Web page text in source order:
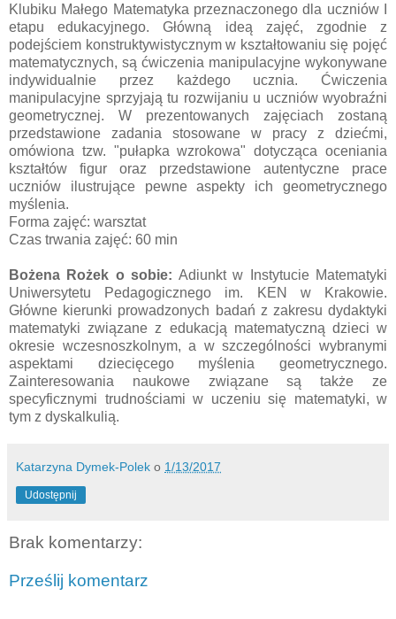
Klubiku Małego Matematyka przeznaczonego dla uczniów I
etapu edukacyjnego. Główną ideą zajęć, zgodnie z
podejściem konstruktywistycznym w kształtowaniu się pojęć
matematycznych, są ćwiczenia manipulacyjne wykonywane
indywidualnie przez każdego ucznia. Ćwiczenia
manipulacyjne sprzyjają tu rozwijaniu u uczniów wyobraźni
geometrycznej. W prezentowanych zajęciach zostaną
przedstawione zadania stosowane w pracy z dziećmi,
omówiona tzw. "pułapka wzrokowa" dotycząca oceniania
kształtów figur oraz przedstawione autentyczne prace
uczniów ilustrujące pewne aspekty ich geometrycznego
myślenia.
Forma zajęć: warsztat
Czas trwania zajęć: 60 min
Bożena Rożek o sobie: Adiunkt w Instytucie Matematyki
Uniwersytetu Pedagogicznego im. KEN w Krakowie.
Główne kierunki prowadzonych badań z zakresu dydaktyki
matematyki związane z edukacją matematyczną dzieci w
okresie wczesnoszkolnym, a w szczególności wybranymi
aspektami dziecięcego myślenia geometrycznego.
Zainteresowania naukowe związane są także ze
specyficznymi trudnościami w uczeniu się matematyki, w
tym z dyskalkulią.
Katarzyna Dymek-Polek o 1/13/2017
Udostępnij
Brak komentarzy:
Prześlij komentarz